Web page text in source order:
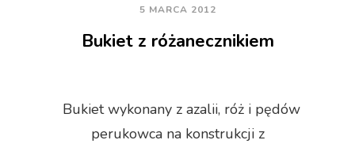
5 MARCA 2012
Bukiet z różanecznikiem
Bukiet wykonany z azalii, róż i pędów
perukowca na konstrukcji z